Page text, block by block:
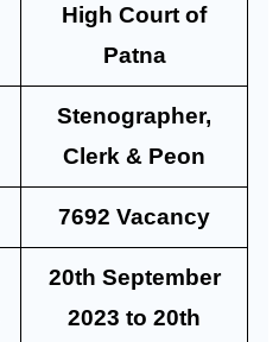
High Court of
Patna
Stenographer,
Clerk & Peon
7692 Vacancy
20th September
2023 to 20th